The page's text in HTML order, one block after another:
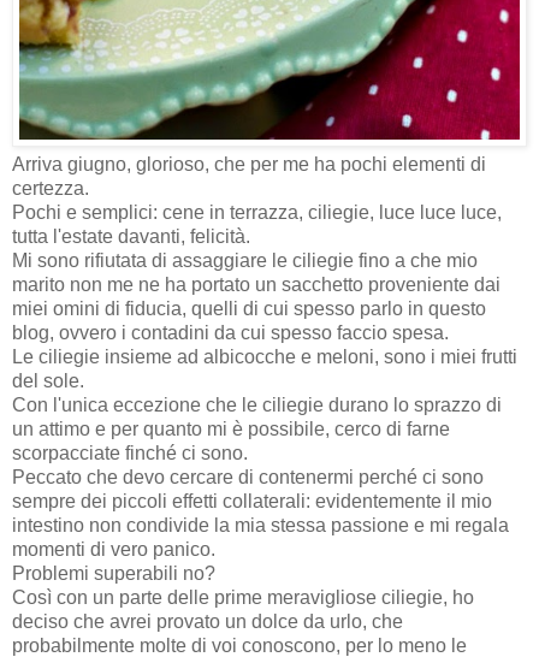
Arriva giugno, glorioso, che per me ha pochi elementi di
certezza.
Pochi e semplici: cene in terrazza, ciliegie, luce luce luce,
tutta l'estate davanti, felicità.
Mi sono rifiutata di assaggiare le ciliegie fino a che mio
marito non me ne ha portato un sacchetto proveniente dai
miei omini di fiducia, quelli di cui spesso parlo in questo
blog, ovvero i contadini da cui spesso faccio spesa.
Le ciliegie insieme ad albicocche e meloni, sono i miei frutti
del sole.
Con l'unica eccezione che le ciliegie durano lo sprazzo di
un attimo e per quanto mi è possibile, cerco di farne
scorpacciate finché ci sono.
Peccato che devo cercare di contenermi perché ci sono
sempre dei piccoli effetti collaterali: evidentemente il mio
intestino non condivide la mia stessa passione e mi regala
momenti di vero panico.
Problemi superabili no?
Così con un parte delle prime meravigliose ciliegie, ho
deciso che avrei provato un dolce da urlo, che
probabilmente molte di voi conoscono, per lo meno le